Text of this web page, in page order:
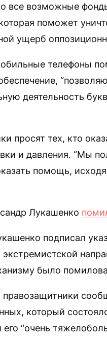
все возможные
поможет
ущерб
телефоны
деятельность
просят тех, кто
и давления. “Мы
помощь,
Лукашенко
подписал
экстремистской
было
который
“очень